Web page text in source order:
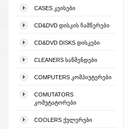
CASES ᲙᲔᲘᲡᲔᲑᲘ
CD&DVD ᲓᲘᲡᲙᲘᲡ ᲩᲐᲛᲬᲔᲠᲔᲑᲘ
CD&DVD DISKS ᲓᲘᲡᲙᲔᲑᲘ
CLEANERS ᲡᲐᲬᲛᲔᲜᲓᲔᲑᲘ
COMPUTERS ᲙᲝᲛᲞᲘᲣᲢᲔᲠᲔᲑᲘ
COMUTATORS
ᲙᲝᲛᲣᲢᲐᲢᲝᲠᲔᲑᲘ
COOLERS ᲥᲣᲚᲔᲠᲔᲑᲘ